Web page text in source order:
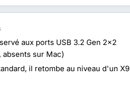
aux ports USB 3.2 Gen 2x2
absents sur Mac)
il retombe au niveau d'un X9